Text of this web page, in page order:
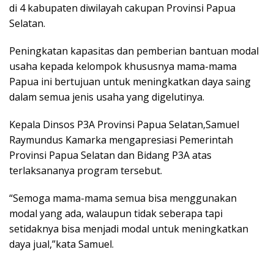
di 4 kabupaten diwilayah cakupan Provinsi Papua
Selatan.
Peningkatan kapasitas dan pemberian bantuan modal
usaha kepada kelompok khususnya mama-mama
Papua ini bertujuan untuk meningkatkan daya saing
dalam semua jenis usaha yang digelutinya.
Kepala Dinsos P3A Provinsi Papua Selatan,Samuel
Raymundus Kamarka mengapresiasi Pemerintah
Provinsi Papua Selatan dan Bidang P3A atas
terlaksananya program tersebut.
“Semoga mama-mama semua bisa menggunakan
modal yang ada, walaupun tidak seberapa tapi
setidaknya bisa menjadi modal untuk meningkatkan
daya jual,”kata Samuel.